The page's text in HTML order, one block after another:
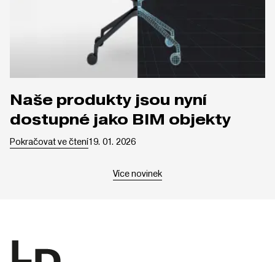
Naše produkty jsou nyní
dostupné jako BIM objekty
Pokračovat ve čtení19. 01. 2026
Více novinek